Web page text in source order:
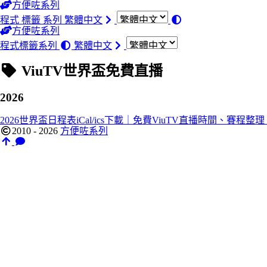
方便咗系列
程式 標籤 系列 繁體中文
方便咗系列
程式標籤系列 繁體中文
ViuTV世界盃免費直播
2026
2026世界盃日程表iCal/ics下載｜免費ViuTV直播時間、賽程整理
2010 - 2026 方便咗系列